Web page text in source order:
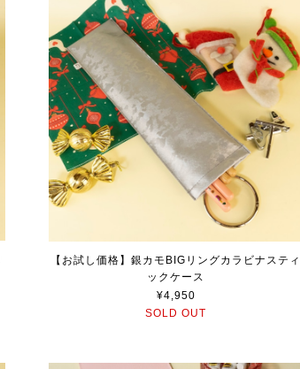
【お試し価格】銀カモBIGリングカラビナスティ
ックケース
¥4,950
SOLD OUT